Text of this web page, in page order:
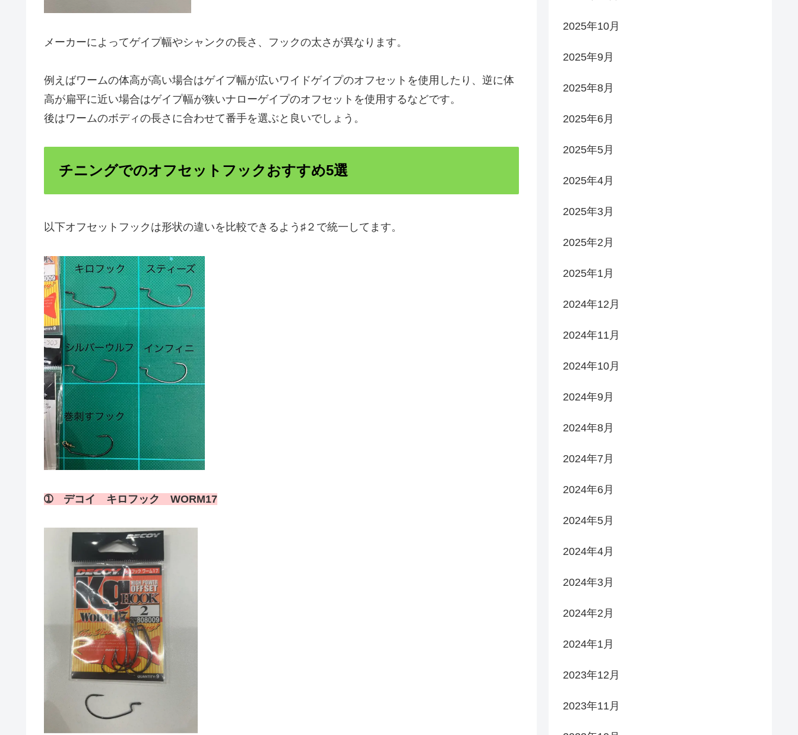
メーカーによってゲイプ幅やシャンクの長さ、フックの太さが異なります。
例えばワームの体高が高い場合はゲイプ幅が広いワイドゲイプのオフセットを使用したり、逆に体
高が扁平に近い場合はゲイプ幅が狭いナローゲイプのオフセットを使用するなどです。
後はワームのボディの長さに合わせて番手を選ぶと良いでしょう。
チニングでのオフセットフックおすすめ5選
以下オフセットフックは形状の違いを比較できるよう♯２で統一してます。
➀ デコイ キロフック WORM17
2025年10月
2025年9月
2025年8月
2025年6月
2025年5月
2025年4月
2025年3月
2025年2月
2025年1月
2024年12月
2024年11月
2024年10月
2024年9月
2024年8月
2024年7月
2024年6月
2024年5月
2024年4月
2024年3月
2024年2月
2024年1月
2023年12月
2023年11月